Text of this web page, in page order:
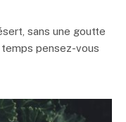
sans une goutte
temps pensez-vous